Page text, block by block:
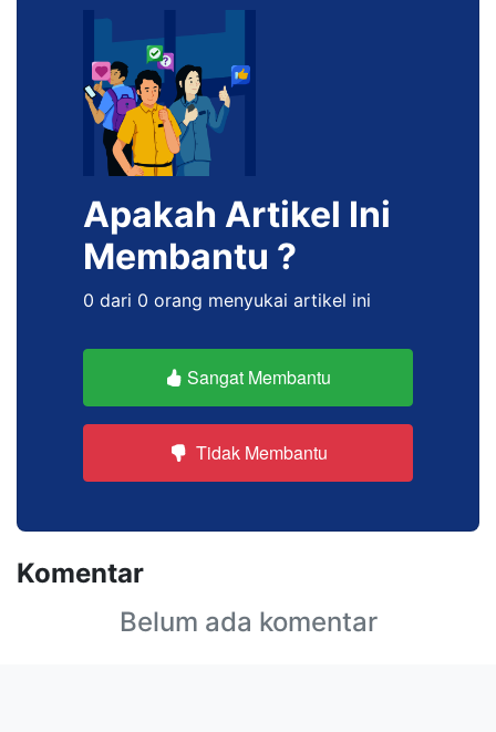
Apakah Artikel Ini
Membantu ?
0 dari 0 orang menyukai artikel ini
Sangat Membantu
Tidak Membantu
Komentar
Belum ada komentar